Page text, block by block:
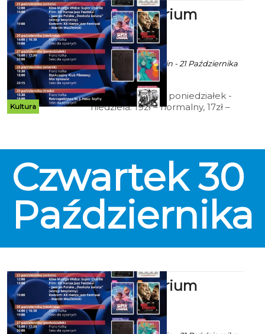
Kultura
Kino Kryterium
zaprasza
ekoszalin POLECA
Ala za CK 105 Koszalin - 21 Października
2025 godz. 9:52
Cennik: Bilety 2D poniedziałek -
niedziela: 19zł – normalny, 17zł –
niedziele), Dyskusyjny Klub
Filmowy, Kino Przyjazne
Sensorycznie, Kino dla Seniora; 12
zł – Kino Małego Widza,
Retrospektywa Wojciecha
Jerzego Hasa.
Czwartek 30
Października
Kino Kryterium
zaprasza
ekoszalin POLECA